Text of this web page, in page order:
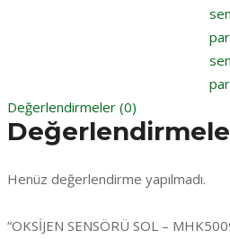
Değerlendirmeler (0)
Henüz değerlendirme yapılmadı.
“OKSİJEN SENSÖRÜ SOL –